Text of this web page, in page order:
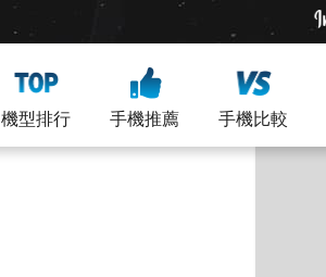
機型排行 手機推薦 手機比較